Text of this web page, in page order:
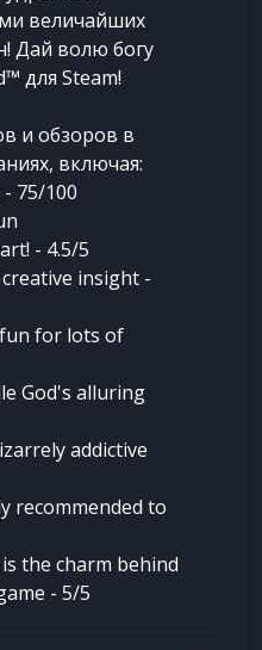
величайших
Дай волю богу
для Steam!
и обзоров в
включая:
75/100
- 4.5/5
insight -
for lots of
God's alluring
addictive
recommended to
the charm behind
- 5/5